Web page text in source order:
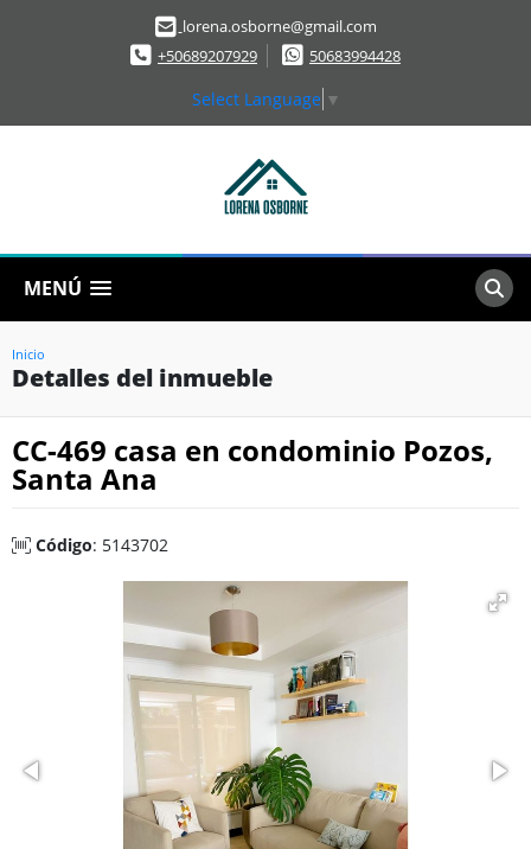
lorena.osborne@gmail.com
+50689207929
50683994428
Select Language ▼
MENÚ
Inicio
Detalles del inmueble
CC-469 casa en condominio Pozos,
Santa Ana
Código: 5143702